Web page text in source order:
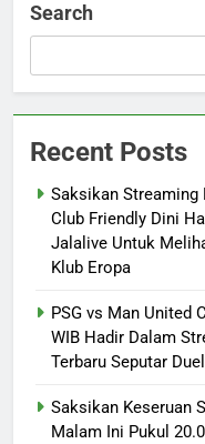
Search
Recent Posts
Saksikan
Club Friendly Dini
Jalalive Untuk
Klub Eropa
PSG vs Man United
WIB Hadir Dalam
Terbaru Seputar
Saksikan Keseruan
Malam Ini Pukul